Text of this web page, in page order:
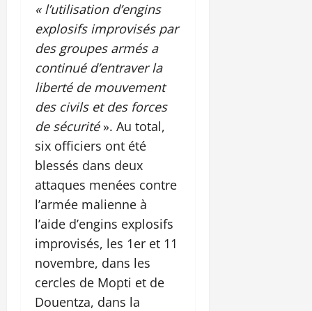
« l’utilisation d’engins
explosifs improvisés par
des groupes armés a
continué d’entraver la
liberté de mouvement
des civils et des forces
de sécurité». Au total,
six officiers ont été
blessés dans deux
attaques menées contre
l’armée malienne à
l’aide d’engins explosifs
improvisés, les 1er et 11
novembre, dans les
cercles de Mopti et de
Douentza, dans la